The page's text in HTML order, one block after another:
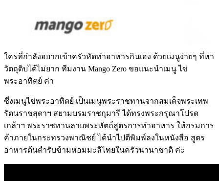
ใครที่กำลังอยากเข้าครัวหัดทำอาหารกินเอง ด้วยเมนูง่ายๆ ที่หา
วัตถุดิบได้ไม่ยาก ทีมงาน Mango Zero ขอแนะนำเมนู ไข่
พระอาทิตย์ ค่า
ซึ่งเมนูไข่พระอาทิตย์ เป็นเมนูพระราชทานจากสมเด็จพระเทพ
รัตนราชสุดาฯ สยามบรมราชกุมารี ได้ทรงพระกรุณาโปรด
เกล้าฯ พระราชทานลายพระหัตถ์สูตรการทำอาหาร ให้กรมการ
ค้าภายในกระทรวงพาณิชย์ ได้นำไปตีพิมพ์ลงในหนังสือ สูตร
อาหารต้นตำรับข้ามหอมมะลิไทยในครัวนานาชาติ ค่ะ